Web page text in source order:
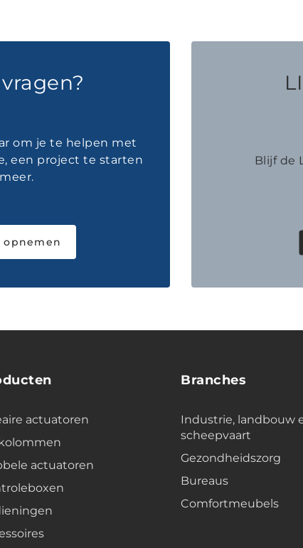
om je te helpen met
een project te starten
opnemen
Blijf de
actuatoren
actuatoren
Branches
Industrie, landbouw
scheepvaart
Gezondheidszorg
Bureaus
Comfortmeubels